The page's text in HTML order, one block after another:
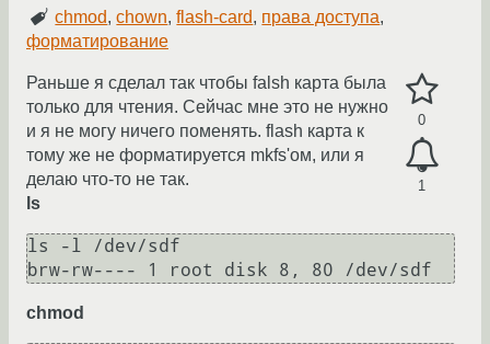
chmod,chown,flash-card, права доступа,
форматирование
0
1
Раньше я сделал так чтобы falsh карта была
только для чтения. Сейчас мне это не нужно
и я не могу ничего поменять. flash карта к
тому же не форматируется mkfs'ом, или я
делаю что-то не так.
ls
ls -l /dev/sdf
chmod